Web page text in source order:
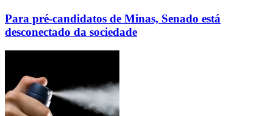
Para pré-candidatos de Minas, Senado está
desconectado da sociedade